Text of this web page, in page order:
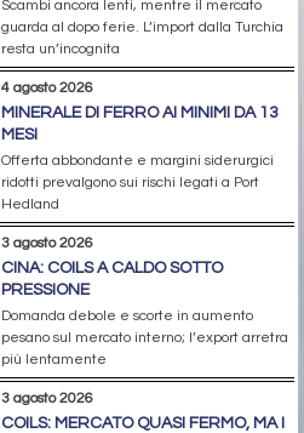
Scambi ancora lenti, mentre il mercato
guarda al dopo ferie. L’import dalla Turchia
resta un’incognita
4 agosto 2026
MINERALE DI FERRO AI MINIMI DA 13
MESI
Offerta abbondante e margini siderurgici
ridotti prevalgono sui rischi legati a Port
Hedland
3 agosto 2026
CINA: COILS A CALDO SOTTO
PRESSIONE
Domanda debole e scorte in aumento
pesano sul mercato interno; l’export arretra
più lentamente
3 agosto 2026
COILS: MERCATO QUASI FERMO, MA I